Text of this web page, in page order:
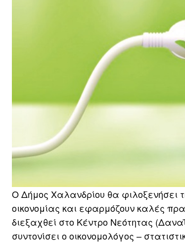
Ο Δήμος Χαλανδρίου θα φιλοξενήσει
οικονομίας και εφαρμόζουν καλές
διεξαχθεί στο Κέντρο Νεότητας
συντονίσει ο οικονομολόγος –